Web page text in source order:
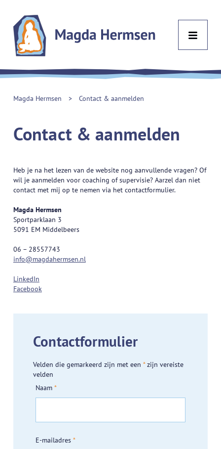
Magda
Hermsen
Magda Hermsen > Contact & aanmelden
Contact & aanmelden
Heb je na het lezen van de website nog aanvullende vragen? Of
wil je aanmelden voor coaching of supervisie? Aarzel dan niet
contact met mij op te nemen via het contactformulier.
Magda Hermsen
Sportparklaan 3
5091 EM Middelbeers
06 – 28557743
info@magdahermsen.nl
LinkedIn
Facebook
Contactformulier
Velden die gemarkeerd zijn met een*zijn vereiste
velden
Naam*
E-mailadres*